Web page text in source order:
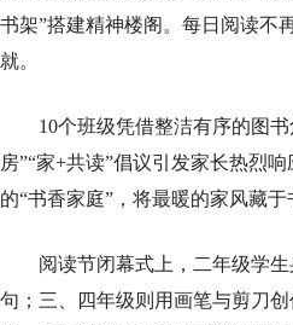
书架”搭建精神楼阁。每日阅读不
就。
10个班级凭借整洁有序的图书
房”“家+共读”倡议引发家长热烈
的“书香家庭”，将最暖的家风藏
阅读节闭幕式上，二年级学生
句；三、四年级则用画笔与剪刀